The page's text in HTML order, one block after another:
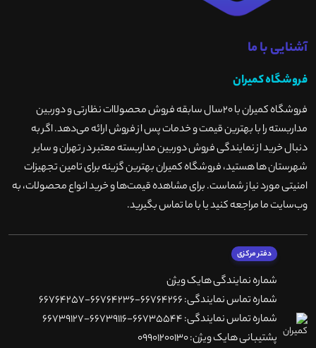
آشنایی با ما
فروشگاه کمیران
فروشگاه کمیران با ۲۰سال سابقه فروش محصولاات نظارتی و دوربین
مداربسته را با بهترین قیمت و خدمات پس از فروش ارائه می‌دهد. اگر به
دنبال خرید از نمایندگی فروش دوربین مداربسته معتبر در تهران و سایر
شهرستان ها هستید، فروشگاه کمیران بهترین گزینه برای تامین تجهیزات
امنیتی مورد نیاز شماست. برای مشاهده قیمت‌ها و خرید انواع محصولات، به
وب‌سایت ما مراجعه کنید یا با ما تماس بگیرید.
دفتر مرکزی
شماره نمایندگی هایک ویژن
شماره تماس نمایندگی: 66764266-66764236-66764257
شماره تماس نمایندگی: 66735544-66739116-66739127
پشتیبانی هایک ویژن: 09901200130